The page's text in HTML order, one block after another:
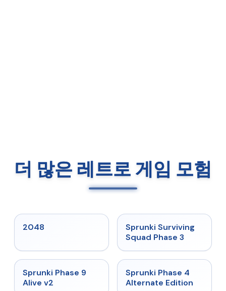
더 많은 레트로 게임 모험
2048 ★ 4.7
Sprunki Surviving
Squad Phase 3
★
Sprunki Phase 9
Alive v2
★
Sprunki Phase 4
Alternate Edition